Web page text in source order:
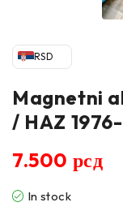
RSD
Magnetni
/ HAZ
7.500 рсд
In stock